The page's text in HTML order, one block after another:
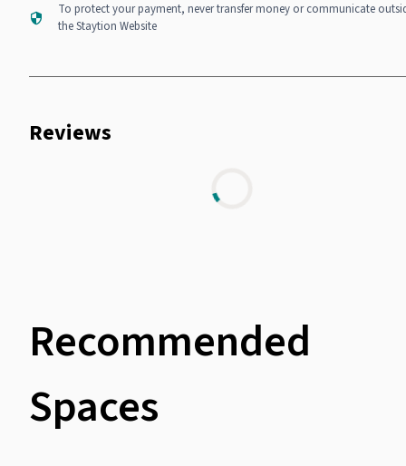
To protect your payment, never transfer money or communicate
the Staytion Website
Reviews
Recommended
Spaces